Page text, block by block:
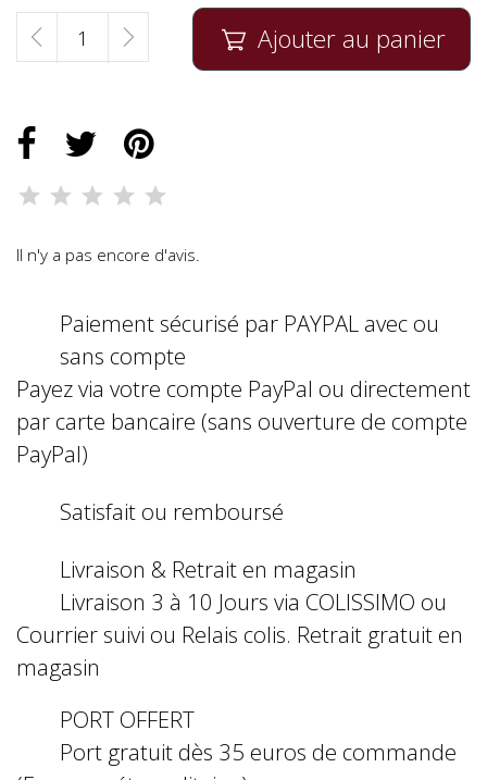
 Ajouter au panier
Il n'y a pas encore d'avis.
Paiement sécurisé par PAYPAL avec ou
sans compte
Payez via votre compte PayPal ou directement
par carte bancaire (sans ouverture de compte
PayPal)
Satisfait ou remboursé
Livraison & Retrait en magasin
Livraison 3 à 10 Jours via COLISSIMO ou
Courrier suivi ou Relais colis. Retrait gratuit en
magasin
PORT OFFERT
Port gratuit dès 35 euros de commande